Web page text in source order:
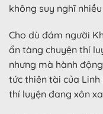
không suy nghĩ
Cho dù đám người
ẩn tàng chuyện thí
nhưng mà hành
tức thiên tài của
thí luyện đang xôn